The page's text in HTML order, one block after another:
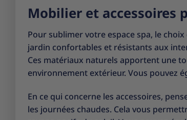
Mobilier et accessoires
Pour sublimer votre espace spa, le
jardin confortables et résistants aux
Ces matériaux naturels apportent une
environnement extérieur. Vous pouvez
En ce qui concerne les accessoires,
les journées chaudes. Cela vous